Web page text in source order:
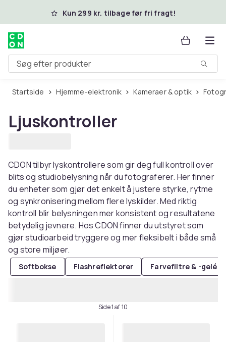
Spring til hovedindhold
Kun 299 kr. tilbage før fri fragt!
Søg efter produkter
Startside Hjemme-elektronik Kameraer & optik
Ljuskontroller
CDON tilbyr lyskontrollere som gir deg full kontroll over
blits og studiobelysning når du fotograferer. Her finner
du enheter som gjør det enkelt å justere styrke, rytme
og synkronisering mellom flere lyskilder. Med riktig
kontroll blir belysningen mer konsistent og resultatene
betydelig jevnere. Hos CDON finner du utstyret som
gjør studioarbeid tryggere og mer fleksibelt i både små
og store miljøer.
Softbokse Flashreflektorer Farvefiltre & -gelé
Side 1 af 10